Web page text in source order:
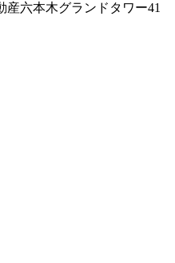
産六本木グランドタワー41